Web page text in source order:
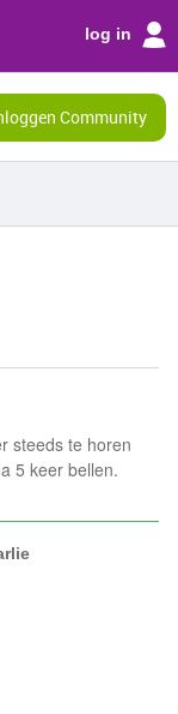
log in
Community
steeds te horen
5 keer bellen.